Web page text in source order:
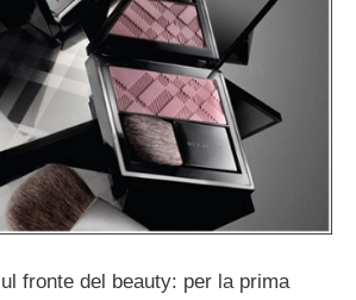
fronte del beauty: per la prima